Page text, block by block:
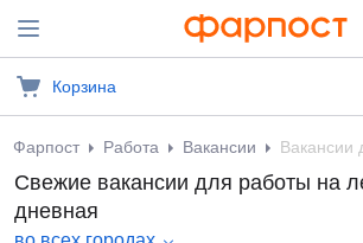
Корзина
Фарпост Работа Вакансии Вакансии
Свежие вакансии для работы на
дневная